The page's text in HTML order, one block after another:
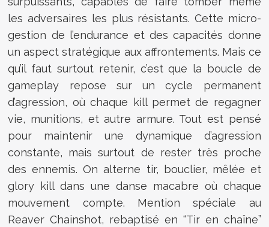
les adversaires les plus résistants. Cette micro-
gestion de l’endurance et des capacités donne
un aspect stratégique aux affrontements. Mais ce
qu’il faut surtout retenir, c’est que la boucle de
gameplay repose sur un cycle permanent
d’agression, où chaque kill permet de regagner
vie, munitions, et autre armure. Tout est pensé
pour maintenir une dynamique d’agression
constante, mais surtout de rester très proche
des ennemis. On alterne tir, bouclier, mêlée et
glory kill dans une danse macabre où chaque
mouvement compte. Mention spéciale au
Reaver Chainshot, rebaptisé en “Tir en chaîne”